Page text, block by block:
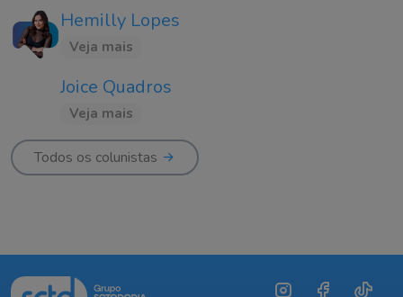
Hemilly Lopes
Veja mais
Joice Quadros
Veja mais
Todos os colunistas